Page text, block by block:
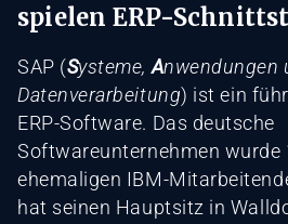
spielen ERP-
SAP (Systeme,Anwendungen
Datenverarbeitung) ist ein
ERP-Software. Das deutsche
Softwareunternehmen wurde
ehemaligen IBM-
hat seinen Hauptsitz in